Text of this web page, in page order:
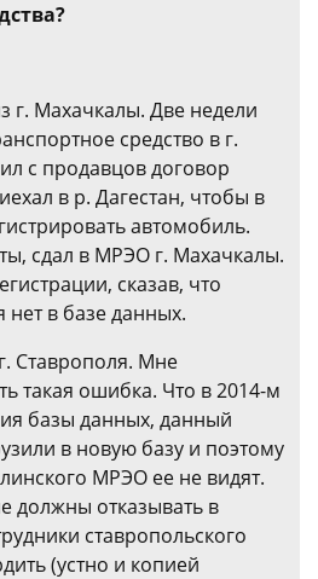
г. Махачкалы. Две недели
средство в г.
с продавцов договор
в р. Дагестан, чтобы в
автомобиль.
сдал в МРЭО г. Махачкалы.
сказав, что
в базе данных.
Ставрополя. Мне
такая ошибка. Что в 2014-м
базы данных, данный
в новую базу и поэтому
МРЭО ее не видят.
должны отказывать в
ставропольского
(устно и копией